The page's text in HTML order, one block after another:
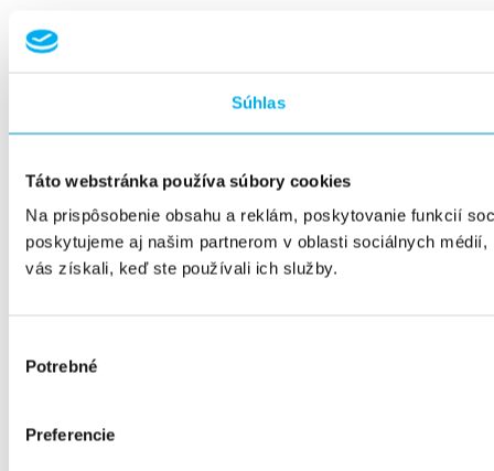
Súhlas
Táto webstránka používa súbory cookies
Na prispôsobenie obsahu a reklám, poskytovanie funkcií
poskytujeme aj našim partnerom v oblasti sociálnych
vás získali, keď ste používali ich služby.
súhlasu
Potrebné
Preferencie